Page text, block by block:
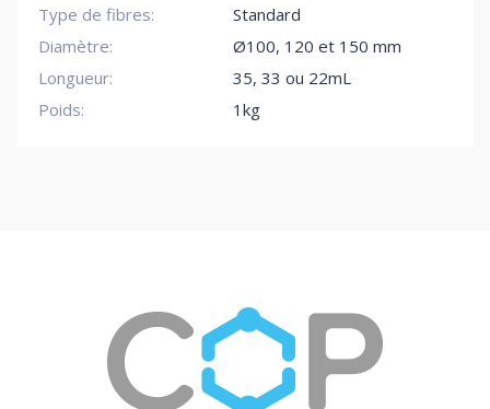
Type de fibres:
Standard
Diamètre:
Ø100, 120 et 150 mm
Longueur:
35, 33 ou 22mL
Poids:
1kg